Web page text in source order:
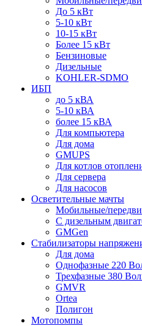
До 5 кВт
5-10 кВт
10-15 кВт
Более 15 кВт
Бензиновые
Дизельные
KOHLER-SDMO
ИБП
до 5 кВА
5-10 кВА
более 15 кВА
Для компьютера
Для дома
GMUPS
Для котлов
Для сервера
Для насосов
Осветительные мачты
Мобильные/
С дизельным
GMGen
Стабилизаторы
Для дома
Однофазные 220
Трехфазные 380
GMVR
Ortea
Полигон
Мотопомпы